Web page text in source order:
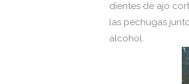
dientes de ajo
las pechugas
alcohol.